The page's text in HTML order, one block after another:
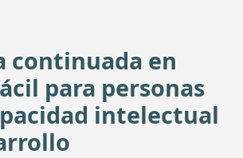
continuada en
para personas
intelectual